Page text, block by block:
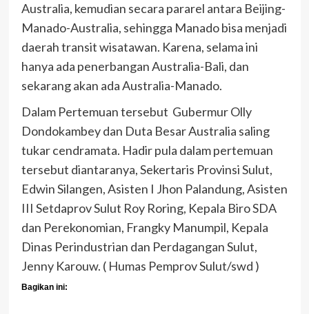
Australia, kemudian secara pararel antara Beijing-
Manado-Australia, sehingga Manado bisa menjadi
daerah transit wisatawan. Karena, selama ini
hanya ada penerbangan Australia-Bali, dan
sekarang akan ada Australia-Manado.
Dalam Pertemuan tersebut Gubermur Olly
Dondokambey dan Duta Besar Australia saling
tukar cendramata. Hadir pula dalam pertemuan
tersebut diantaranya, Sekertaris Provinsi Sulut,
Edwin Silangen, Asisten I Jhon Palandung, Asisten
III Setdaprov Sulut Roy Roring, Kepala Biro SDA
dan Perekonomian, Frangky Manumpil, Kepala
Dinas Perindustrian dan Perdagangan Sulut,
Jenny Karouw. ( Humas Pemprov Sulut/swd )
Bagikan ini: